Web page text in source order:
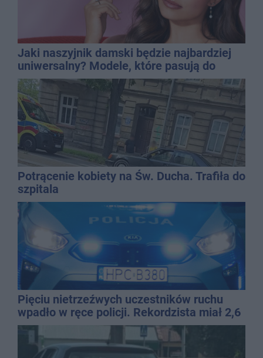
Jaki naszyjnik damski będzie najbardziej
uniwersalny? Modele, które pasują do
wielu stylizacji
Potrącenie kobiety na Św. Ducha. Trafiła do
szpitala
Pięciu nietrzeźwych uczestników ruchu
wpadło w ręce policji. Rekordzista miał 2,6
promila